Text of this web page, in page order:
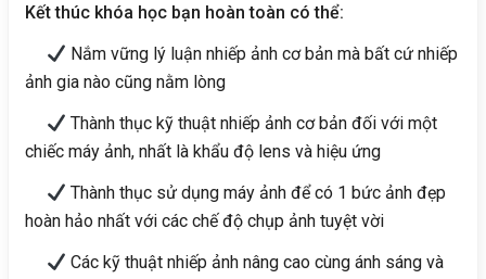
Kết thúc khóa học bạn hoàn toàn có thể:
Nắm vững lý luận nhiếp ảnh cơ bản mà bất cứ nhiếp
ảnh gia nào cũng nằm lòng
Thành thục kỹ thuật nhiếp ảnh cơ bản đối với một
chiếc máy ảnh, nhất là khẩu độ lens và hiệu ứng
Thành thục sử dụng máy ảnh để có 1 bức ảnh đẹp
hoàn hảo nhất với các chế độ chụp ảnh tuyệt vời
Các kỹ thuật nhiếp ảnh nâng cao cùng ánh sáng và